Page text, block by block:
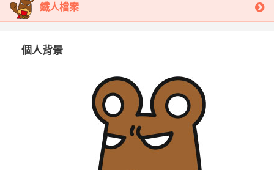
鐵人檔案
個人背景